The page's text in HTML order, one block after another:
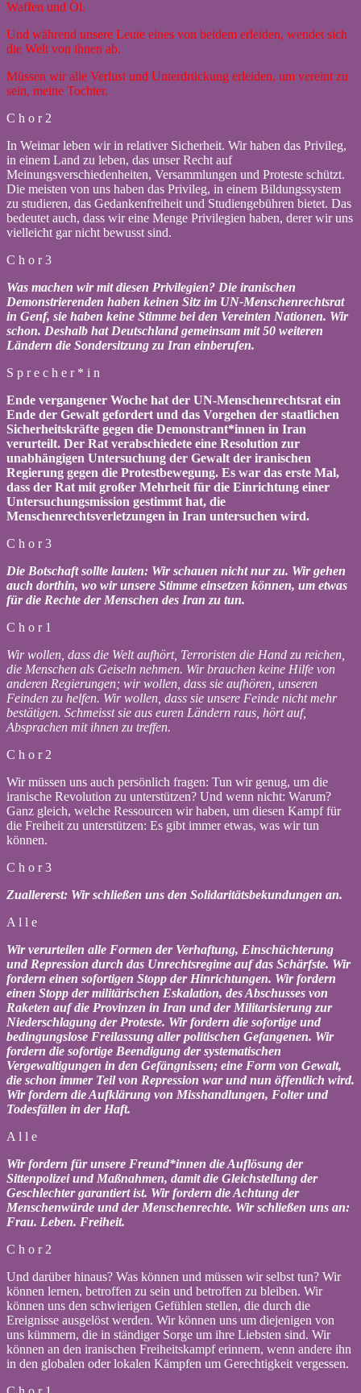
Waffen und Öl.
Und während unsere Leute eines von beidem erleiden, wendet sich
die Welt von ihnen ab.
Müssen wir alle Verlust und Unterdrückung erleiden, um vereint zu
sein, meine Tochter.
C h o r 2
In Weimar leben wir in relativer Sicherheit. Wir haben das Privileg,
in einem Land zu leben, das unser Recht auf
Meinungsverschiedenheiten, Versammlungen und Proteste schützt.
Die meisten von uns haben das Privileg, in einem Bildungssystem
zu studieren, das Gedankenfreiheit und Studiengebühren bietet. Das
bedeutet auch, dass wir eine Menge Privilegien haben, derer wir uns
vielleicht gar nicht bewusst sind.
C h o r 3
Was machen wir mit diesen Privilegien? Die iranischen
Demonstrierenden haben keinen Sitz im UN-Menschenrechtsrat
in Genf, sie haben keine Stimme bei den Vereinten Nationen. Wir
schon. Deshalb hat Deutschland gemeinsam mit 50 weiteren
Ländern die Sondersitzung zu Iran einberufen.
S p r e c h e r * i n
Ende vergangener Woche hat der UN-Menschenrechtsrat ein
Ende der Gewalt gefordert und das Vorgehen der staatlichen
Sicherheitskräfte gegen die Demonstrant*innen in Iran
verurteilt. Der Rat verabschiedete eine Resolution zur
unabhängigen Untersuchung der Gewalt der iranischen
Regierung gegen die Protestbewegung. Es war das erste Mal,
dass der Rat mit großer Mehrheit für die Einrichtung einer
Untersuchungsmission gestimmt hat, die
Menschenrechtsverletzungen in Iran untersuchen wird.
C h o r 3
Die Botschaft sollte lauten: Wir schauen nicht nur zu. Wir gehen
auch dorthin, wo wir unsere Stimme einsetzen können, um etwas
für die Rechte der Menschen des Iran zu tun.
C h o r 1
Wir wollen, dass die Welt aufhört, Terroristen die Hand zu reichen,
die Menschen als Geiseln nehmen. Wir brauchen keine Hilfe von
anderen Regierungen; wir wollen, dass sie aufhören, unseren
Feinden zu helfen. Wir wollen, dass sie unsere Feinde nicht mehr
bestätigen. Schmeisst sie aus euren Ländern raus, hört auf,
Absprachen mit ihnen zu treffen.
C h o r 2
Wir müssen uns auch persönlich fragen: Tun wir genug, um die
iranische Revolution zu unterstützen? Und wenn nicht: Warum?
Ganz gleich, welche Ressourcen wir haben, um diesen Kampf für
die Freiheit zu unterstützen: Es gibt immer etwas, was wir tun
können.
C h o r 3
Zuallererst: Wir schließen uns den Solidaritätsbekundungen an.
A l l e
Wir verurteilen alle Formen der Verhaftung, Einschüchterung
und Repression durch das Unrechtsregime auf das Schärfste. Wir
fordern einen sofortigen Stopp der Hinrichtungen. Wir fordern
einen Stopp der militärischen Eskalation, des Abschusses von
Raketen auf die Provinzen in Iran und der Militarisierung zur
Niederschlagung der Proteste. Wir fordern die sofortige und
bedingungslose Freilassung aller politischen Gefangenen. Wir
fordern die sofortige Beendigung der systematischen
Vergewaltigungen in den Gefängnissen; eine Form von Gewalt,
die schon immer Teil von Repression war und nun öffentlich wird.
Wir fordern die Aufklärung von Misshandlungen, Folter und
Todesfällen in der Haft.
A l l e
Wir fordern für unsere Freund*innen die Auflösung der
Sittenpolizei und Maßnahmen, damit die Gleichstellung der
Geschlechter garantiert ist. Wir fordern die Achtung der
Menschenwürde und der Menschenrechte. Wir schließen uns an:
Frau. Leben. Freiheit.
C h o r 2
Und darüber hinaus? Was können und müssen wir selbst tun? Wir
können lernen, betroffen zu sein und betroffen zu bleiben. Wir
können uns den schwierigen Gefühlen stellen, die durch die
Ereignisse ausgelöst werden. Wir können uns um diejenigen von
uns kümmern, die in ständiger Sorge um ihre Liebsten sind. Wir
können an den iranischen Freiheitskampf erinnern, wenn andere ihn
in den globalen oder lokalen Kämpfen um Gerechtigkeit vergessen.